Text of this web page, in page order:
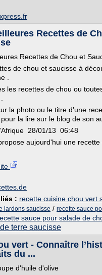
Recettes de
Recettes de Chou et
de chou et saucisse à
.
les recettes de chou ou
la photo ou le titre d'une
la lire sur le blog de son
28/01/13 06:48
aujourd'hui une
: recette cuisine chou vert
lardons saucisse / recette sauce
sauce pour salade de
terre saucisse
vert - Connaître
du ...
d'huile d'olive